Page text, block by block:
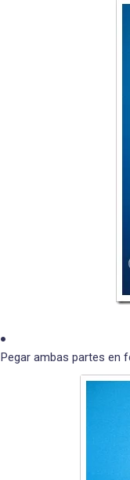
Pegar ambas partes en